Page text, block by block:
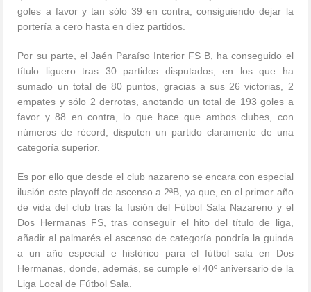
goles a favor y tan sólo 39 en contra, consiguiendo dejar la
portería a cero hasta en diez partidos.
Por su parte, el Jaén Paraíso Interior FS B, ha conseguido el
título liguero tras 30 partidos disputados, en los que ha
sumado un total de 80 puntos, gracias a sus 26 victorias, 2
empates y sólo 2 derrotas, anotando un total de 193 goles a
favor y 88 en contra, lo que hace que ambos clubes, con
números de récord, disputen un partido claramente de una
categoría superior.
Es por ello que desde el club nazareno se encara con especial
ilusión este playoff de ascenso a 2ªB, ya que, en el primer año
de vida del club tras la fusión del Fútbol Sala Nazareno y el
Dos Hermanas FS, tras conseguir el hito del título de liga,
añadir al palmarés el ascenso de categoría pondría la guinda
a un año especial e histórico para el fútbol sala en Dos
Hermanas, donde, además, se cumple el 40º aniversario de la
Liga Local de Fútbol Sala.